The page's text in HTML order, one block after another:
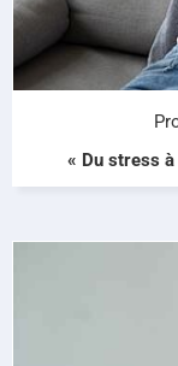
« Du stress